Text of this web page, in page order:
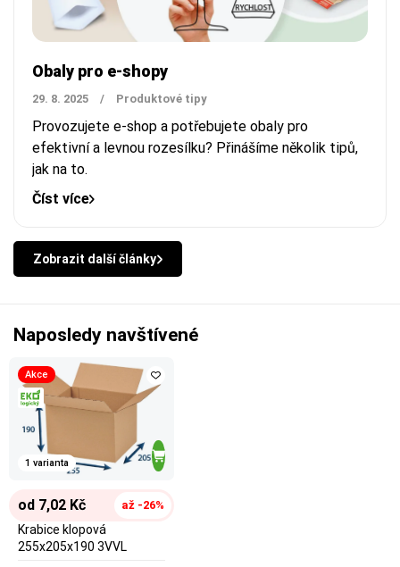
Obaly pro e-shopy
29. 8. 2025 / Produktové tipy
Provozujete e-shop a potřebujete obaly pro
efektivní a levnou rozesílku? Přinášíme několik tipů,
jak na to.
Číst více
Zobrazit další články
Naposledy navštívené
Akce
1 varianta
od 7,02 Kč až -26%
Krabice klopová
255x205x190 3VVL